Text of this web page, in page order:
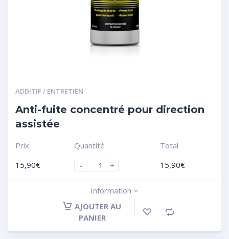
ADDITIF / ENTRETIEN
Anti-fuite concentré pour direction
assistée
Prix
15,90€
Quantité
-
+
Total
15,90€
Information
AJOUTER AU
PANIER